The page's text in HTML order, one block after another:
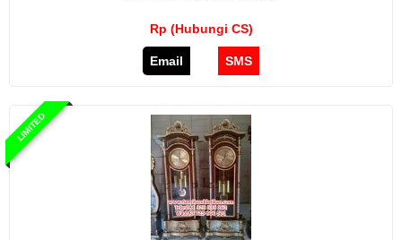
Rp (Hubungi CS)
Email SMS
LIMITED